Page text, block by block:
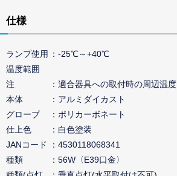
仕様
ランプ使用
温度範囲
-25℃～+40℃
注
適合器具への取付時の周辺温度
本体
アルミダイカスト
グローブ
ポリカーボネート
仕上色
白色塗装
JANコード
4530118068341
種類
56W〈E39口金〉